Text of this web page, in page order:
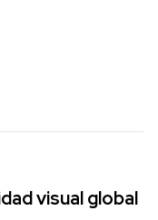
visual global